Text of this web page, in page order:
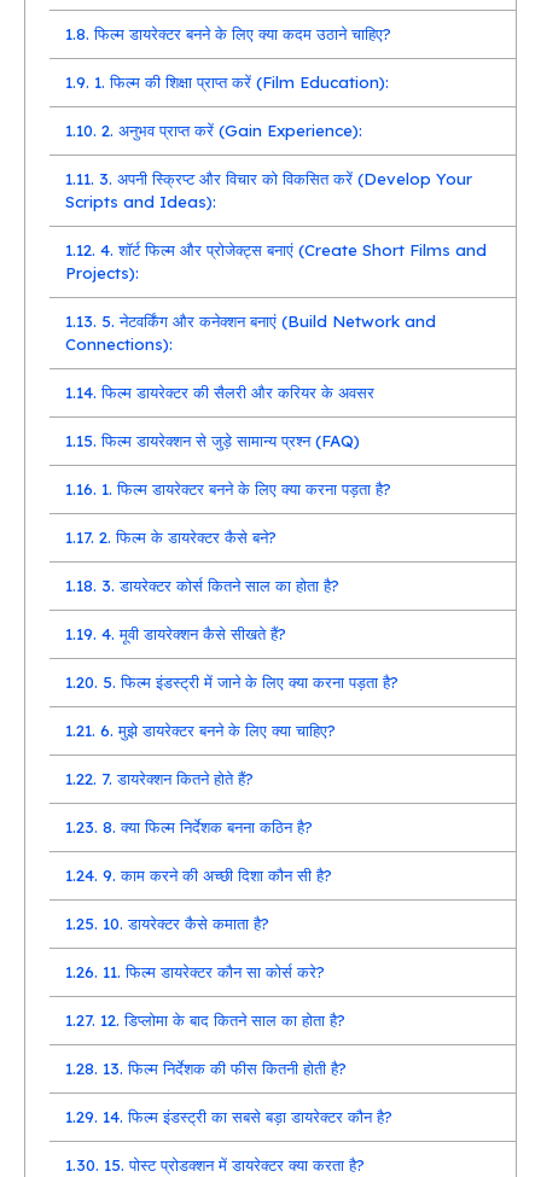
1.8. फिल्म डायरेक्टर बनने के लिए क्या कदम उठाने चाहिए?
1.9. 1. फिल्म की शिक्षा प्राप्त करें (Film Education):
1.10. 2. अनुभव प्राप्त करें (Gain Experience):
1.11. 3. अपनी स्क्रिप्ट और विचार को विकसित करें (Develop Your
Scripts and Ideas):
1.12. 4. शॉर्ट फिल्म और प्रोजेक्ट्स बनाएं (Create Short Films and
Projects):
1.13. 5. नेटवर्किंग और कनेक्शन बनाएं (Build Network and
Connections):
1.14. फिल्म डायरेक्टर की सैलरी और करियर के अवसर
1.15. फिल्म डायरेक्शन से जुड़े सामान्य प्रश्न (FAQ)
1.16. 1. फिल्म डायरेक्टर बनने के लिए क्या करना पड़ता है?
1.17. 2. फिल्म के डायरेक्टर कैसे बने?
1.18. 3. डायरेक्टर कोर्स कितने साल का होता है?
1.19. 4. मूवी डायरेक्शन कैसे सीखते हैं?
1.20. 5. फिल्म इंडस्ट्री में जाने के लिए क्या करना पड़ता है?
1.21. 6. मुझे डायरेक्टर बनने के लिए क्या चाहिए?
1.22. 7. डायरेक्शन कितने होते हैं?
1.23. 8. क्या फिल्म निर्देशक बनना कठिन है?
1.24. 9. काम करने की अच्छी दिशा कौन सी है?
1.25. 10. डायरेक्टर कैसे कमाता है?
1.26. 11. फिल्म डायरेक्टर कौन सा कोर्स करे?
1.27. 12. डिप्लोमा के बाद कितने साल का होता है?
1.28. 13. फिल्म निर्देशक की फीस कितनी होती है?
1.29. 14. फिल्म इंडस्ट्री का सबसे बड़ा डायरेक्टर कौन है?
1.30. 15. पोस्ट प्रोडक्शन में डायरेक्टर क्या करता है?